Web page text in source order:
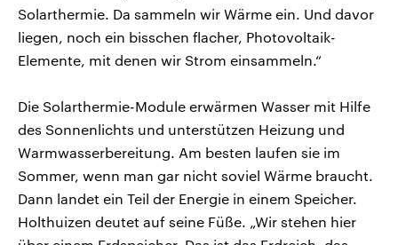
Solarthermie. Da sammeln wir Wärme ein. Und davor
liegen, noch ein bisschen flacher, Photovoltaik-
Elemente, mit denen wir Strom einsammeln.“
Die Solarthermie-Module erwärmen Wasser mit Hilfe
des Sonnenlichts und unterstützen Heizung und
Warmwasserbereitung. Am besten laufen sie im
Sommer, wenn man gar nicht soviel Wärme braucht.
Dann landet ein Teil der Energie in einem Speicher.
Holthuizen deutet auf seine Füße. „Wir stehen hier